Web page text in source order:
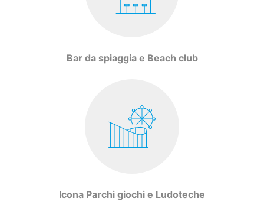
Bar da spiaggia e Beach club
Icona Parchi giochi e Ludoteche